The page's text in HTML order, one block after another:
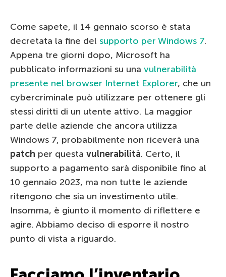
Come sapete, il 14 gennaio scorso è stata
decretata la fine del supporto per Windows 7.
Appena tre giorni dopo, Microsoft ha
pubblicato informazioni su una vulnerabilità
presente nel browser Internet Explorer, che un
cybercriminale può utilizzare per ottenere gli
stessi diritti di un utente attivo. La maggior
parte delle aziende che ancora utilizza
Windows 7, probabilmente non riceverà una
patch per questa vulnerabilità. Certo, il
supporto a pagamento sarà disponibile fino al
10 gennaio 2023, ma non tutte le aziende
ritengono che sia un investimento utile.
Insomma, è giunto il momento di riflettere e
agire. Abbiamo deciso di esporre il nostro
punto di vista a riguardo.